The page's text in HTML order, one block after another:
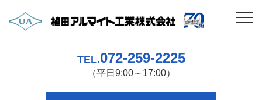
TEL.072-259-2225
（平日9:00～17:00）